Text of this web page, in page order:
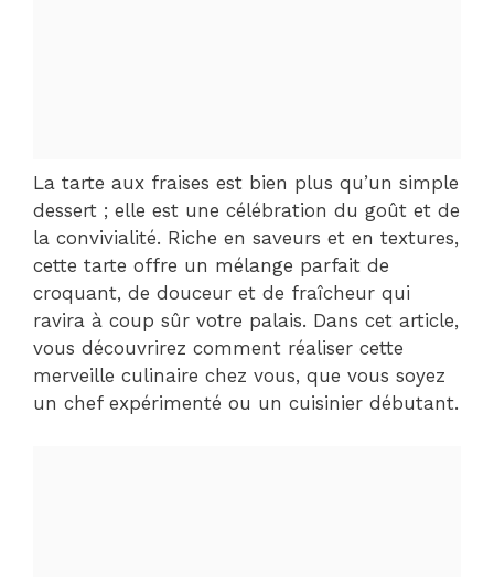
La tarte aux fraises est bien plus qu’un simple
dessert ; elle est une célébration du goût et de
la convivialité. Riche en saveurs et en textures,
cette tarte offre un mélange parfait de
croquant, de douceur et de fraîcheur qui
ravira à coup sûr votre palais. Dans cet article,
vous découvrirez comment réaliser cette
merveille culinaire chez vous, que vous soyez
un chef expérimenté ou un cuisinier débutant.